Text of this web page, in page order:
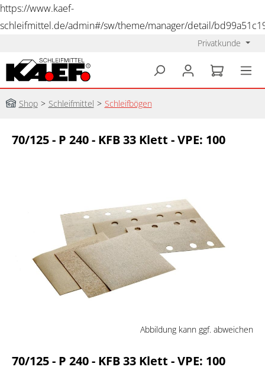
https://www.kaef-
schleifmittel.de/admin#/sw/theme/manager/detail/
Privatkunde
Shop > Schleifmittel > Schleifbögen
70/125 - P 240 - KFB 33 Klett - VPE: 100
Abbildung kann ggf. abweichen
70/125 - P 240 - KFB 33 Klett - VPE: 100